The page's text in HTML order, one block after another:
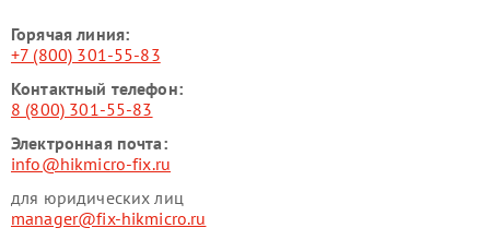
Горячая линия:
+7 (800) 301-55-83
Контактный телефон:
8 (800) 301-55-83
Электронная почта:
info@hikmicro-fix.ru
для юридических лиц
manager@fix-hikmicro.ru